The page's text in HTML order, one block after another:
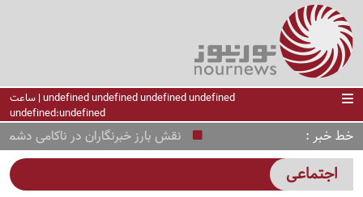
undefined undefined undefined undefined | ساعت
undefined:undefined
خط خبر نقش بارز خبرنگاران در ناکامی دشمن
اجتماعی